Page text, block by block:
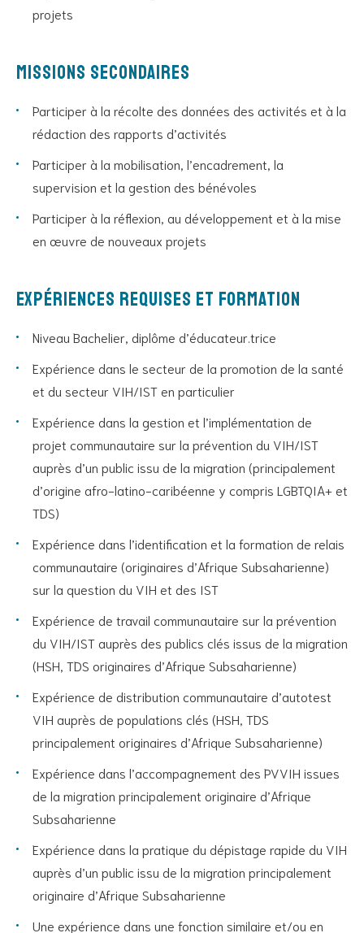
projets
Missions secondaires
Participer à la récolte des données des activités et à la
rédaction des rapports d’activités
Participer à la mobilisation, l’encadrement, la
supervision et la gestion des bénévoles
Participer à la réflexion, au développement et à la mise
en œuvre de nouveaux projets
Expériences requises et formation
Niveau Bachelier, diplôme d’éducateur.trice
Expérience dans le secteur de la promotion de la santé
et du secteur VIH/IST en particulier
Expérience dans la gestion et l’implémentation de
projet communautaire sur la prévention du VIH/IST
auprès d’un public issu de la migration (principalement
d’origine afro-latino-caribéenne y compris LGBTQIA+ et
TDS)
Expérience dans l’identification et la formation de relais
communautaire (originaires d’Afrique Subsaharienne)
sur la question du VIH et des IST
Expérience de travail communautaire sur la prévention
du VIH/IST auprès des publics clés issus de la migration
(HSH, TDS originaires d’Afrique Subsaharienne)
Expérience de distribution communautaire d’autotest
VIH auprès de populations clés (HSH, TDS
principalement originaires d’Afrique Subsaharienne)
Expérience dans l’accompagnement des PVVIH issues
de la migration principalement originaire d’Afrique
Subsaharienne
Expérience dans la pratique du dépistage rapide du VIH
auprès d’un public issu de la migration principalement
originaire d’Afrique Subsaharienne
Une expérience dans une fonction similaire et/ou en